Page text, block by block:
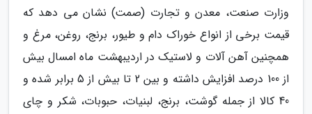
وزارت صنعت، معدن و تجارت (صمت) نشان می دهد که
قیمت برخی از انواع خوراک دام و طیور، برنج، روغن، مرغ و
همچنین آهن آلات و لاستیک در اردیبهشت ماه امسال بیش
از 100 درصد افزایش داشته و بین 2 تا بیش از 5 برابر شده و
40 کالا از جمله گوشت، برنج، لبنیات، حبوبات، شکر و چای